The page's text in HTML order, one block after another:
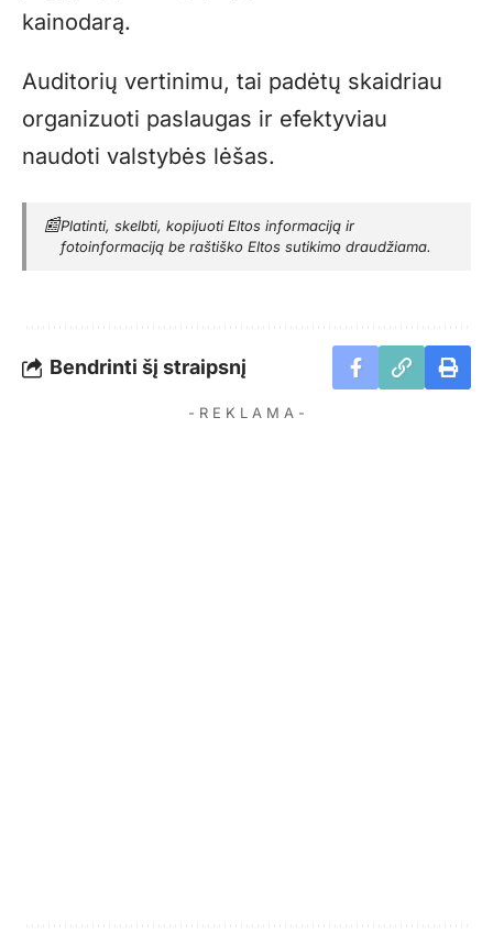
kainodarą.
Auditorių vertinimu, tai padėtų skaidriau
organizuoti paslaugas ir efektyviau
naudoti valstybės lėšas.
📰Platinti, skelbti, kopijuoti Eltos informaciją ir
fotoinformaciją be raštiško Eltos sutikimo draudžiama.
Bendrinti šį straipsnį
- R E K L A M A -